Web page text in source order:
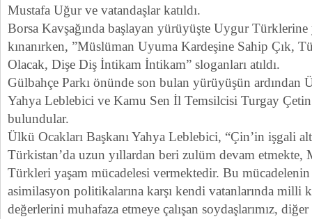
Mustafa Uğur ve vatandaşlar katıldı.
Borsa Kavşağında başlayan yürüyüşte Uygur
kınanırken, ”Müslüman Uyuma Kardeşine Sahip Çık,
Olacak, Dişe Diş İntikam İntikam” sloganları atıldı.
Gülbahçe Parkı önünde son bulan yürüyüşün ardından
Yahya Leblebici ve Kamu Sen İl Temsilcisi Turgay Çetin
bulundular.
Ülkü Ocakları Başkanı Yahya Leblebici, “Çin’in işgali
Türkistan’da uzun yıllardan beri zulüm devam etmekte,
Türkleri yaşam mücadelesi vermektedir. Bu mücadelenin
asimilasyon politikalarına karşı kendi vatanlarında
değerlerini muhafaza etmeye çalışan soydaşlarımız,